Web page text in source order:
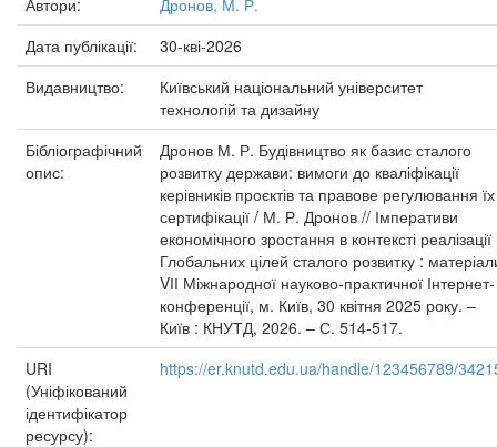
Автори:
Дронов, М. Р.
Дата публікації:
30-кві-2026
Видавництво:
Київський національний університет
технологій та дизайну
Бібліографічний
опис:
Дронов М. Р. Будівництво як базис сталого
розвитку держави: вимоги до кваліфікації
керівників проєктів та правове регулювання їх
сертифікації / М. Р. Дронов // Імперативи
економічного зростання в контексті реалізації
Глобальних цілей сталого розвитку :
VІІ Міжнародної науково-практичної Інтернет-
конференції, м. Київ, 30 квітня 2025 року. –
Київ : КНУТД, 2026. – С. 514-517.
URI
(Уніфікований
ідентифікатор
ресурсу):
https://er.knutd.edu.ua/handle/123456789/